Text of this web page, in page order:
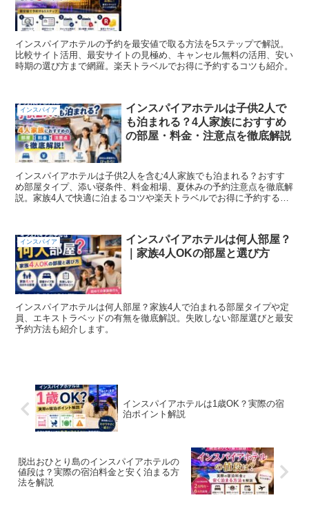
インスパイアホテルの予約を最安値で取る方法を5ステップで解説。
比較サイト活用、最安サイトの見極め、キャンセル無料の活用、安い
時期の選び方まで網羅。楽天トラベルでお得に予約するコツも紹介。
インスパイア
インスパイアホテルは子供2人で
も泊まれる？4人家族におすすめ
の部屋・料金・注意点を徹底解説
インスパイアホテルは子供2人を含む4人家族でも泊まれる？おすす
め部屋タイプ、添い寝条件、料金相場、夏休みの予約注意点を徹底解
説。家族4人で快適に泊まるコツや楽天トラベルでお得に予約する方
インスパイア
インスパイアホテルは何人部屋？
｜家族4人OKの部屋と選び方
インスパイアホテルは何人部屋？家族4人で泊まれる部屋タイプや定
員、エキストラベッドの有無を徹底解説。失敗しない部屋選びと最安
予約方法も紹介します。
インスパイアホテルは1歳OK？実際の宿
泊ポイント解説
脱出おひとり島のインスパイアホテルの
値段は？実際の宿泊料金と安く泊まる方
法を解説